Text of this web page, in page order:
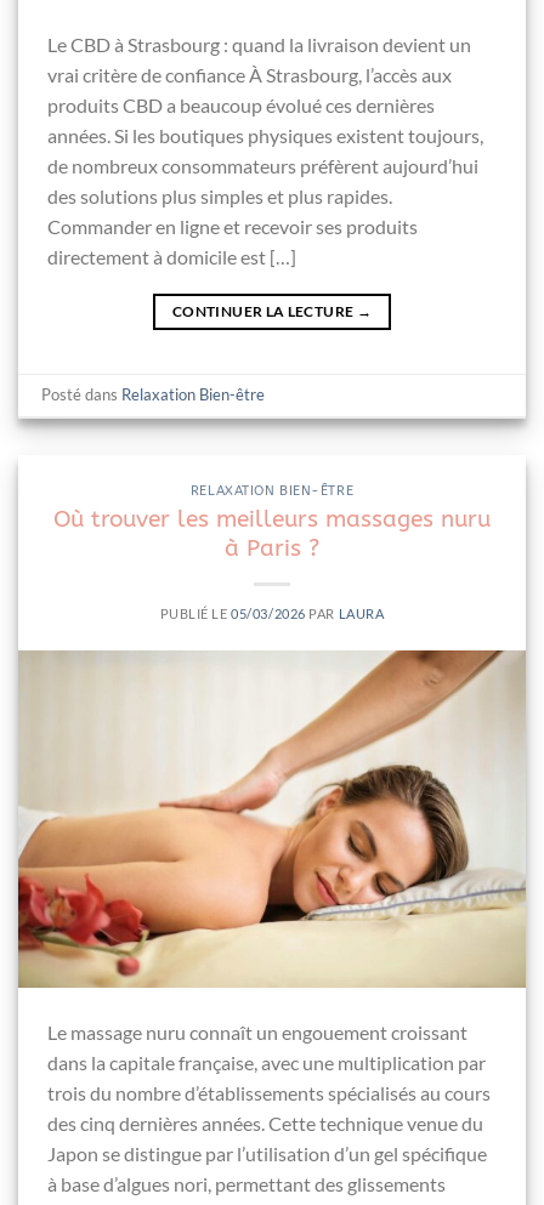
Le CBD à Strasbourg : quand la livraison devient un
vrai critère de confiance À Strasbourg, l’accès aux
produits CBD a beaucoup évolué ces dernières
années. Si les boutiques physiques existent toujours,
de nombreux consommateurs préfèrent aujourd’hui
des solutions plus simples et plus rapides.
Commander en ligne et recevoir ses produits
directement à domicile est […]
CONTINUER LA LECTURE →
Posté dans Relaxation Bien-être
RELAXATION BIEN-ÊTRE
Où trouver les meilleurs massages nuru
à Paris ?
PUBLIÉ LE05/03/2026 PAR LAURA
Le massage nuru connaît un engouement croissant
dans la capitale française, avec une multiplication par
trois du nombre d’établissements spécialisés au cours
des cinq dernières années. Cette technique venue du
Japon se distingue par l’utilisation d’un gel spécifique
à base d’algues nori, permettant des glissements